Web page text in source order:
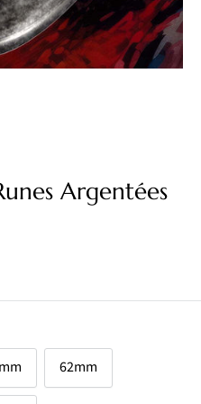
Argentées
62mm